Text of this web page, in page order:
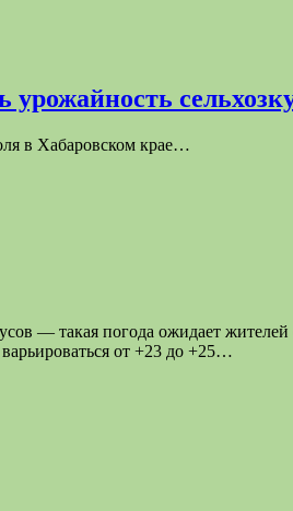
в Хабаровском крае…
— такая погода ожидает жителей
от +23 до +25…